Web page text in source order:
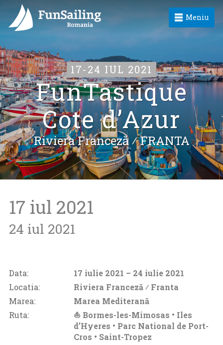
Meniu
17-24 IUL 2021
FunTastique
Cote d’Azur
Riviera Franceză ⁄FRANTA
17 iul 2021
24 iul 2021
Data: 17 iulie 2021 – 24 iulie 2021
Locatia:
Riviera Franceză ⁄ Franta
Marea:
Marea Mediterană
Ruta:
⛵ Bormes-les-Mimosas • Iles
d’Hyeres • Parc National de Port-
Cros • Saint-Tropez